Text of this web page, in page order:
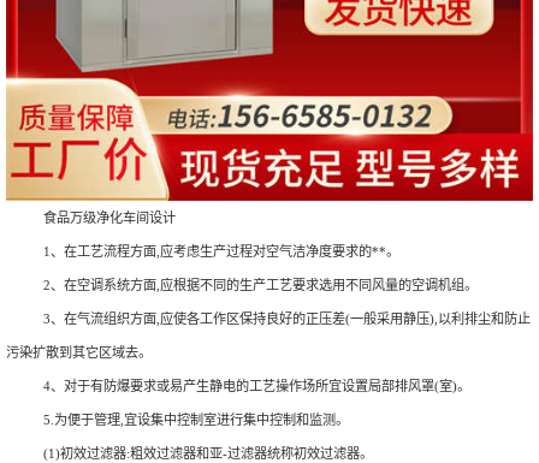
食品万级净化车间设计
1、在工艺流程方面,应考虑生产过程对空气洁净度要求的**。
2、在空调系统方面,应根据不同的生产工艺要求选用不同风量的空调机组。
3、在气流组织方面,应使各工作区保持良好的正压差(一般采用静压),以利排尘和防止
污染扩散到其它区域去。
4、对于有防爆要求或易产生静电的工艺操作场所宜设置局部排风罩(室)。
5.为便于管理,宜设集中控制室进行集中控制和监测。
(1)初效过滤器:粗效过滤器和亚-过滤器统称初效过滤器。